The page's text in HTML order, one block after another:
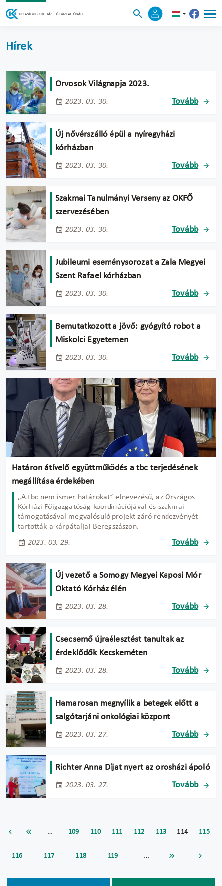
Hírek
Orvosok Világnapja 2023.
2023. 03. 30. Tovább
Új nővérszálló épül a nyíregyházi
kórházban
2023. 03. 30. Tovább
Szakmai Tanulmányi Verseny az OKFŐ
szervezésében
2023. 03. 30. Tovább
Jubileumi eseménysorozat a Zala Megyei
Szent Rafael kórházban
2023. 03. 30. Tovább
Bemutatkozott a jövő: gyógyító robot a
Miskolci Egyetemen
2023. 03. 30. Tovább
Határon átívelő együttműködés a tbc terjedésének
megállítása érdekében
„A tbc nem ismer határokat” elnevezésű, az Országos
Kórházi Főigazgatóság koordinációjával és szakmai
támogatásával megvalósuló projekt záró rendezvényét
tartották a kárpátaljai Beregszászon.
2023. 03. 29.
Tovább
Új vezető a Somogy Megyei Kaposi Mór
Oktató Kórház élén
2023. 03. 28. Tovább
Csecsemő újraélesztést tanultak az
érdeklődők Kecskeméten
2023. 03. 28. Tovább
Hamarosan megnyílik a betegek előtt a
salgótarjáni onkológiai központ
2023. 03. 27. Tovább
Richter Anna Díjat nyert az orosházi ápoló
2023. 03. 27. Tovább
… 109 110 111 112 113 114 115
116 117 118 119 …